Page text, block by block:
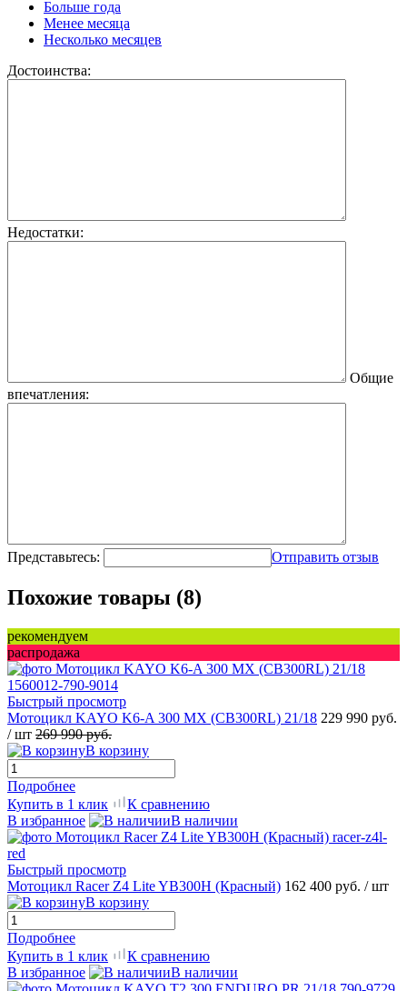
Больше года
Менее месяца
Несколько месяцев
Достоинства:
Недостатки:
Общие
впечатления:
Представьтесь: Отправить отзыв
Похожие товары (8)
рекомендуем
распродажа
Быстрый просмотр
Мотоцикл KAYO K6-A 300 MX (CB300RL) 21/18 229 990 руб.
/ шт 269 990 руб.
В корзину
Подробнее
Купить в 1 клик
К сравнению
В избранное
В наличии
Быстрый просмотр
Мотоцикл Racer Z4 Lite YB300H (Красный) 162 400 руб. / шт
В корзину
Подробнее
Купить в 1 клик
К сравнению
В избранное
В наличии